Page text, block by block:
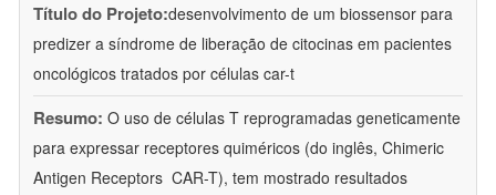
Título do Projeto:desenvolvimento de um biossensor para
predizer a síndrome de liberação de citocinas em pacientes
oncológicos tratados por células car-t
Resumo: O uso de células T reprogramadas geneticamente
para expressar receptores quiméricos (do inglês, Chimeric
Antigen Receptors  CAR-T), tem mostrado resultados